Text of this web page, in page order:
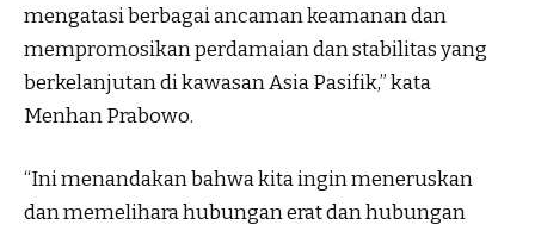
mengatasi berbagai ancaman keamanan dan
mempromosikan perdamaian dan stabilitas yang
berkelanjutan di kawasan Asia Pasifik,” kata
Menhan Prabowo.
“Ini menandakan bahwa kita ingin meneruskan
dan memelihara hubungan erat dan hubungan